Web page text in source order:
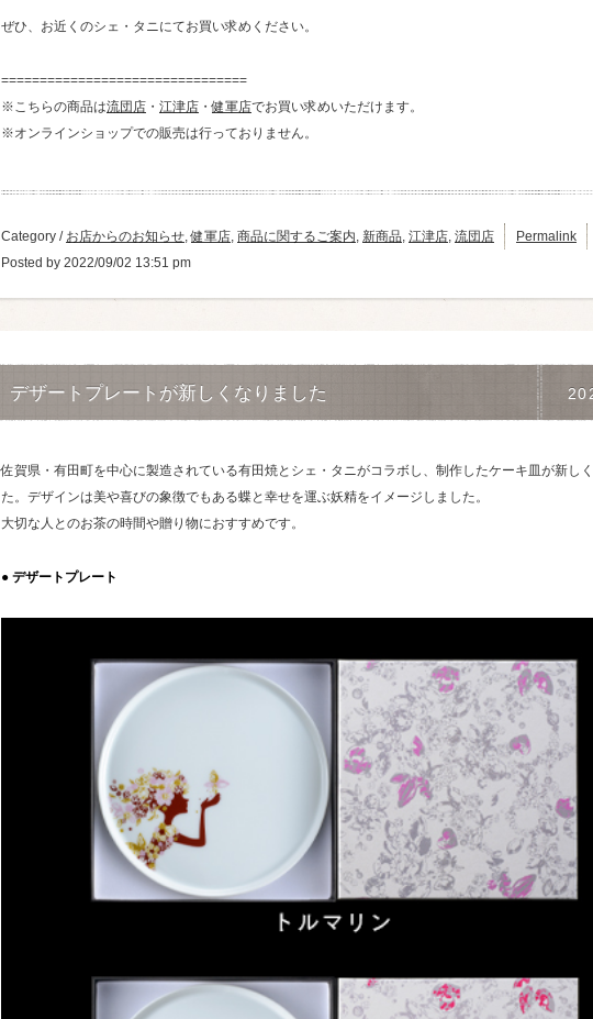
ぜひ、お近くのシェ・タニにてお買い求めください。
================================
※こちらの商品は流団店 ・ 江津店 ・健軍店でお買い求めいただけます。
※オンラインショップでの販売は行っておりません。
Category / お店からのお知らせ,健軍店, 商品に関するご案内, 新商品, 江津店, 流団店
Permalink
Posted by 2022/09/02 13:51 pm
デザートプレートが新しくなりました
佐賀県・有田町を中心に製造されている有田焼とシェ・タニがコラボし、制作したケーキ皿が新し
た。デザインは美や喜びの象徴でもある蝶と幸せを運ぶ妖精をイメージしました。
大切な人とのお茶の時間や贈り物におすすめです。
● デザートプレート